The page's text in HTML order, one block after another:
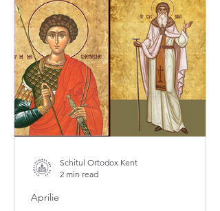
Aprilie
Schitul Ortodox Kent
2 min read